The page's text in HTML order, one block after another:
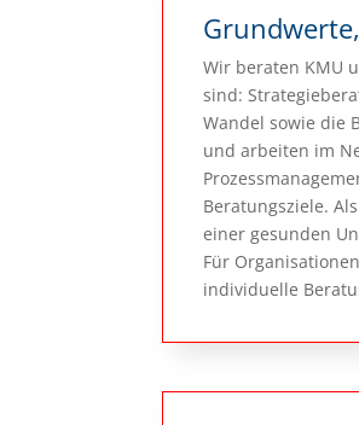
Wir beraten KMU
sind:
Wandel sowie die
und arbeiten im
Beratungsziele.
einer gesunden
Für
individuelle